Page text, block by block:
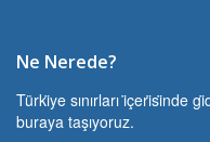
Ne Nerede?
Türki̇ye sınırları i̇çeri̇si̇nde
buraya taşıyoruz.